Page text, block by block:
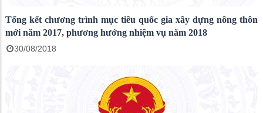
Tổng kết chương trình mục tiêu quốc gia xây dựng nông thôn
mới năm 2017, phương hướng nhiệm vụ năm 2018
30/08/2018